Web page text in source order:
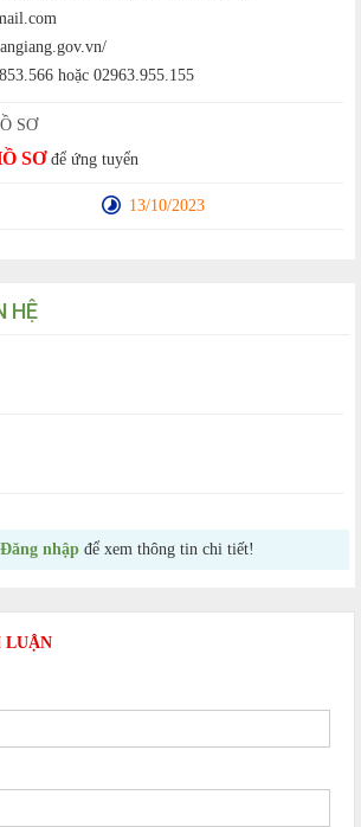
hoặc 02963.955.155
SƠ
SƠđể ứng tuyển
13/10/2023
HỆ
Đăng nhập để xem thông tin chi tiết!
LUẬN